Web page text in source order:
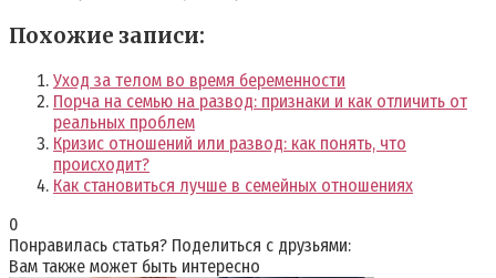
Похожие записи:
Уход за телом во время беременности
Порча на семью на развод: признаки и как отличить от
реальных проблем
Кризис отношений или развод: как понять, что
происходит?
Как становиться лучше в семейных отношениях
0
Понравилась статья? Поделиться с друзьями:
Вам также может быть интересно